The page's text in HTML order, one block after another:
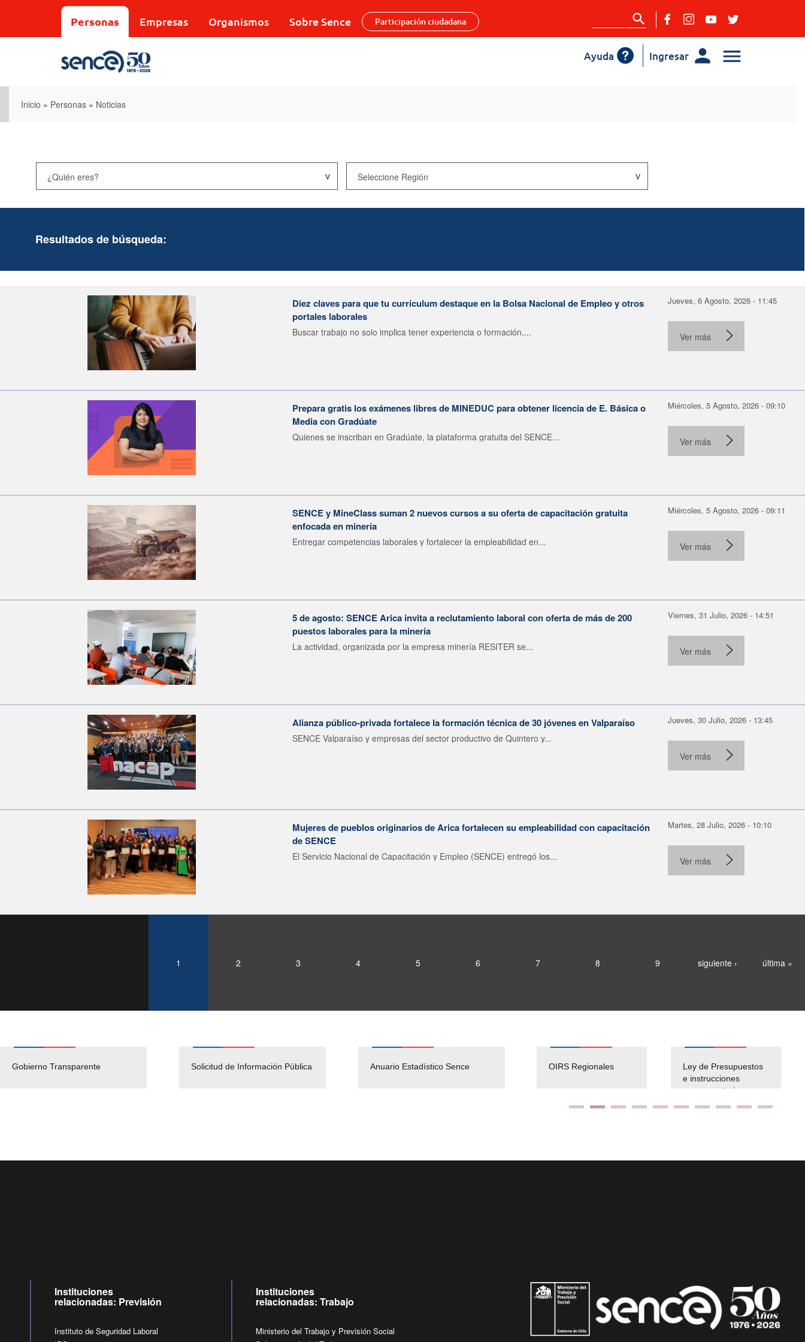
Personas Empresas Organismos Sobre Sence Participación ciudadana
Ingresar
Ayuda
Inicio » Personas » Noticias
Resultados de búsqueda:
Diez claves para que tu currículum destaque en la Bolsa Nacional de Empleo y otros
portales laborales
Buscar trabajo no solo implica tener experiencia o formación,...
Jueves, 6 Agosto, 2026 - 11:45
Ver más
Prepara gratis los exámenes libres de MINEDUC para obtener licencia de E. Básica o
Media con Gradúate
Quienes se inscriban en Gradúate, la plataforma gratuita del SENCE...
Miércoles, 5 Agosto, 2026 - 09:10
Ver más
SENCE y MineClass suman 2 nuevos cursos a su oferta de capacitación gratuita
enfocada en minería
Entregar competencias laborales y fortalecer la empleabilidad en...
Miércoles, 5 Agosto, 2026 - 09:11
Ver más
5 de agosto: SENCE Arica invita a reclutamiento laboral con oferta de más de 200
puestos laborales para la minería
La actividad, organizada por la empresa minería RESITER se...
Viernes, 31 Julio, 2026 - 14:51
Ver más
Alianza público-privada fortalece la formación técnica de 30 jóvenes en Valparaíso
SENCE Valparaíso y empresas del sector productivo de Quintero y...
Jueves, 30 Julio, 2026 - 13:45
Ver más
Mujeres de pueblos originarios de Arica fortalecen su empleabilidad con capacitación
de SENCE
El Servicio Nacional de Capacitación y Empleo (SENCE) entregó los...
Martes, 28 Julio, 2026 - 10:10
Ver más
1 2 3 4 5 6 7 8 9 siguiente › última »
Gobierno Transparente Solicitud de Información Pública Anuario Estadístico Sence
Pago Proveedores
Empleos Públicos
Solicitud Audiencias y
OIRS Regionales
Ley de Presupuestos
e instrucciones
presuspuetarias
Instituciones
relacionadas: Previsión
Instituto de Seguridad Laboral
Instituciones
relacionadas: Trabajo
Ministerio del Trabajo y Previsión Social